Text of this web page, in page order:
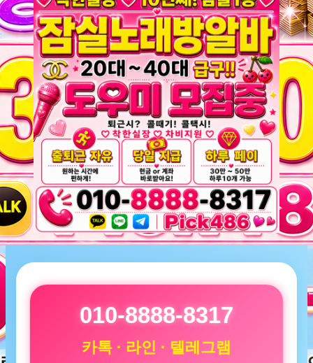
010-8888-8317
카톡 · 라인 · 텔레그램